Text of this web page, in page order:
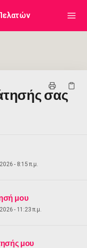
σας
- 8:15 π.μ.
μου
- 11:23 π.μ.
μου